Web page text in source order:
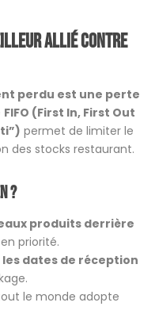
allié contre
perdu est une perte
FIFO (First In, First Out
permet de limiter le
des stocks restaurant.
?
produits derrière
priorité.
dates de réception
le monde adopte